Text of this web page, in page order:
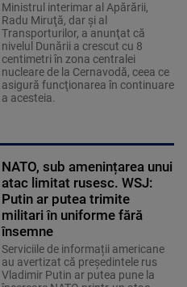
Ministrul interimar al Apărării,
Radu Miruţă, dar şi al
Transporturilor, a anunţat că
nivelul Dunării a crescut cu 8
centimetri în zona centralei
nucleare de la Cernavodă, ceea ce
asigură funcţionarea în continuare
a acesteia.
NATO, sub amenințarea unui
atac limitat rusesc. WSJ:
Putin ar putea trimite
militari în uniforme fără
însemne
Serviciile de informații americane
au avertizat că președintele rus
Vladimir Putin ar putea pune la